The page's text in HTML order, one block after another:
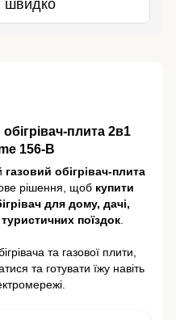
швидко
плита 2в1
156-B
газовий обігрівач-плита
рішення, щоб купити
для дому, дачі,
поїздок
та газової плити,
та готувати їжу навіть